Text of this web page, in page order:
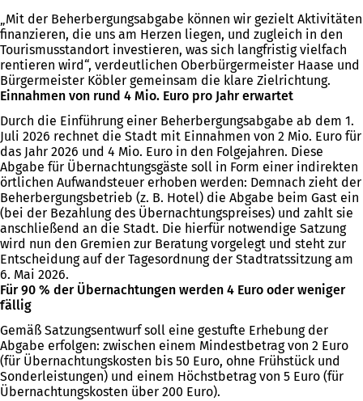
„Mit der Beherbergungsabgabe können wir gezielt Aktivitäten
finanzieren, die uns am Herzen liegen, und zugleich in den
Tourismusstandort investieren, was sich langfristig vielfach
rentieren wird“, verdeutlichen Oberbürgermeister Haase und
Bürgermeister Köbler gemeinsam die klare Zielrichtung.
Einnahmen von rund 4 Mio. Euro pro Jahr erwartet
Durch die Einführung einer Beherbergungsabgabe ab dem 1.
Juli 2026 rechnet die Stadt mit Einnahmen von 2 Mio. Euro für
das Jahr 2026 und 4 Mio. Euro in den Folgejahren. Diese
Abgabe für Übernachtungsgäste soll in Form einer indirekten
örtlichen Aufwandsteuer erhoben werden: Demnach zieht der
Beherbergungsbetrieb (z. B. Hotel) die Abgabe beim Gast ein
(bei der Bezahlung des Übernachtungspreises) und zahlt sie
anschließend an die Stadt. Die hierfür notwendige Satzung
wird nun den Gremien zur Beratung vorgelegt und steht zur
Entscheidung auf der Tagesordnung der Stadtratssitzung am
6. Mai 2026.
Für 90 % der Übernachtungen werden 4 Euro oder weniger
fällig
Gemäß Satzungsentwurf soll eine gestufte Erhebung der
Abgabe erfolgen: zwischen einem Mindestbetrag von 2 Euro
(für Übernachtungskosten bis 50 Euro, ohne Frühstück und
Sonderleistungen) und einem Höchstbetrag von 5 Euro (für
Übernachtungskosten über 200 Euro).